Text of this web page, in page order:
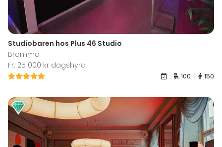
Studiobaren hos Plus 46 Studio
Bromma
Fr. 25 000 kr dagshyra
100 150